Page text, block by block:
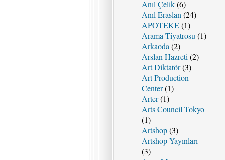
Anıl Çelik(6)
Anıl Eraslan (24)
APOTEKE(1)
Arama Tiyatrosu (1)
Arkaoda (2)
Arslan Hazreti (2)
Art Diktatör(3)
Art Production
Center(1)
Arter(1)
Arts Council Tokyo
(1)
Artshop(3)
Artshop Yayınları
(3)